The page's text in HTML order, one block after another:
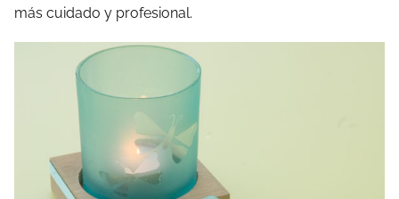
más cuidado y profesional.